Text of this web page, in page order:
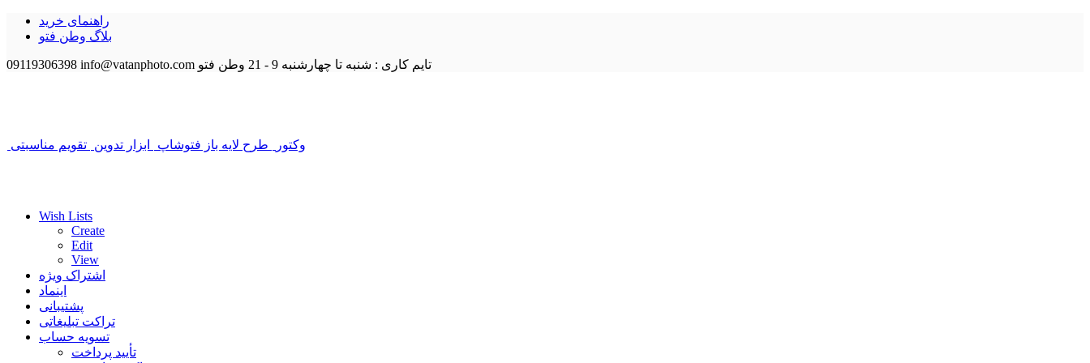
راهنمای خرید
بلاگ وطن فتو
09119306398 info@vatanphoto.com تایم کاری : شنبه تا چهارشنبه 9 - 21 وطن فتو
وکتور طرح لایه باز فتوشاپ ابزار تدوین تقویم مناسبتی
Wish Lists
Create
Edit
View
اشتراک ویژه
اینماد
پشتیبانی
تراکت تبلیغاتی
تسویه حساب
تأیید پرداخت